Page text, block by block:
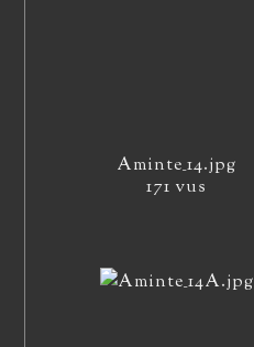
Aminte_14.jpg
171 vus